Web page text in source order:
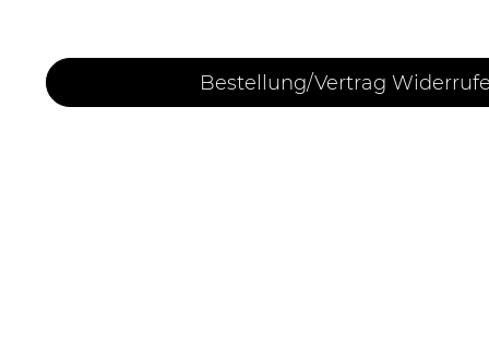
Bestellung/Vertrag